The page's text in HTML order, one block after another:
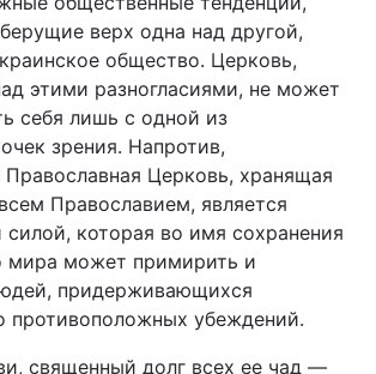
верх одна над другой,
общество. Церковь,
этими разногласиями, не может
себя лишь с одной из
зрения. Напротив,
Православная Церковь, хранящая
Православием, является
силой, которая во имя сохранения
мира может примирить и
придерживающихся
противоположных убеждений.
священный долг всех ее чад —